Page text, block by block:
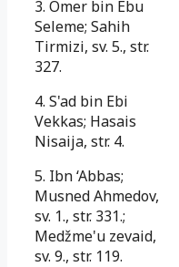
3. Omer bin Ebu
Seleme; Sahih
Tirmizi, sv. 5., str.
327.
4. S'ad bin Ebi
Vekkas; Hasais
Nisaija, str. 4.
5. Ibn ‘Abbas;
Musned Ahmedov,
sv. 1., str. 331.;
Medžme'u zevaid,
sv. 9., str. 119.